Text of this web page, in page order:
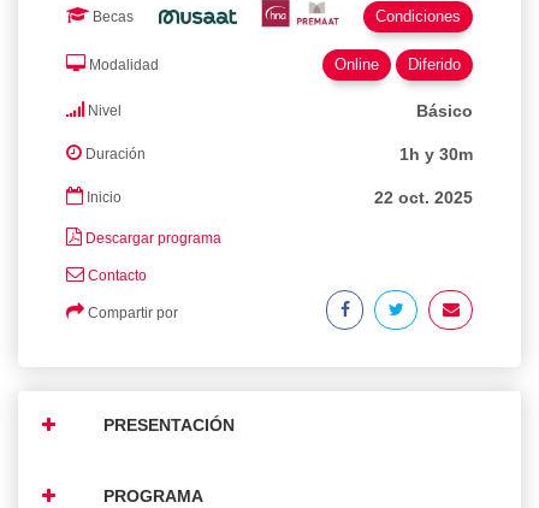
Becas Condiciones
Modalidad Online Diferido
Nivel Básico
Duración 1h y 30m
Inicio 22 oct. 2025
Descargar programa
Contacto
Compartir por
PRESENTACIÓN
PROGRAMA